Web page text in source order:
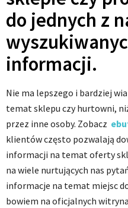
do jednych z
informacji.
Nie ma lepszego i bardziej
temat sklepu czy hurtowni,
przez inne osoby. Zobacz
klientów często pozwalają
informacji na temat oferty
na wiele nurtujących nas
informacje na temat miejsc
bowiem na oficjalnych